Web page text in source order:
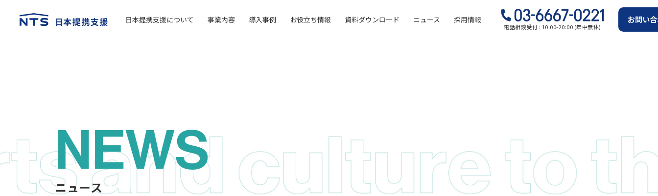
日本提携支援について 事業内容 導入事例 お役立ち情報 資料ダウンロード ニュース 採用情報
電話相談受付 : 10:00-20:00 (年中無休)
お問い
NEWS
ニュース